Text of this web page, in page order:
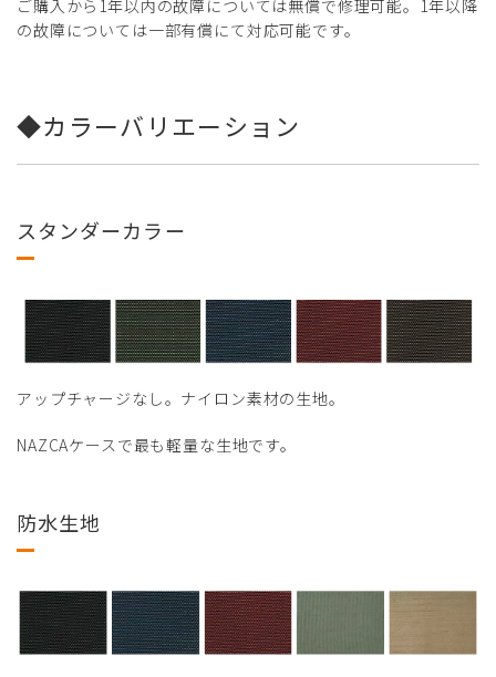
ご購入から1年以内の故障については無償で修理可能。1年以降
の故障については一部有償にて対応可能です。
◆カラーバリエーション
スタンダーカラー
アップチャージなし。ナイロン素材の生地。
NAZCAケースで最も軽量な生地です。
防水生地